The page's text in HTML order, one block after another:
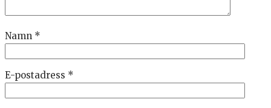
Namn *
E-postadress *